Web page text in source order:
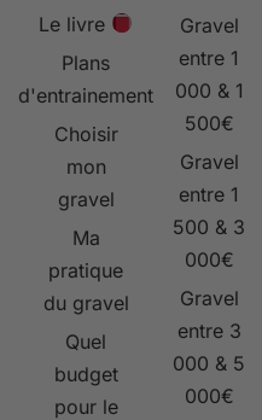
Le livre
Plans
d'entrainement
Choisir
mon
gravel
Ma
pratique
du gravel
Quel
budget
pour le
Gravel
entre 1
000 & 1
500€
Gravel
entre 1
500 & 3
000€
Gravel
entre 3
000 & 5
000€